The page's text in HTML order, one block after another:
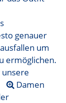
genauer
um
ermöglichen.
Damen